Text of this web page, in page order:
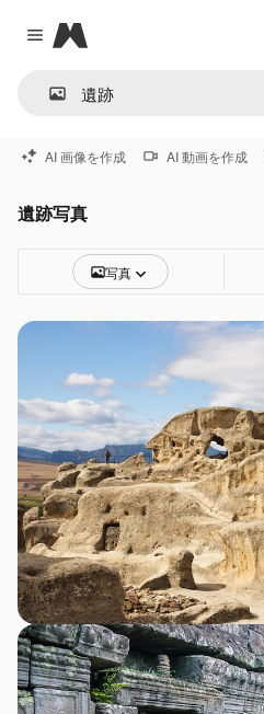
Close menu
Magnific
AI 画像を作成 AI 動画を作成
遺跡写真
写真